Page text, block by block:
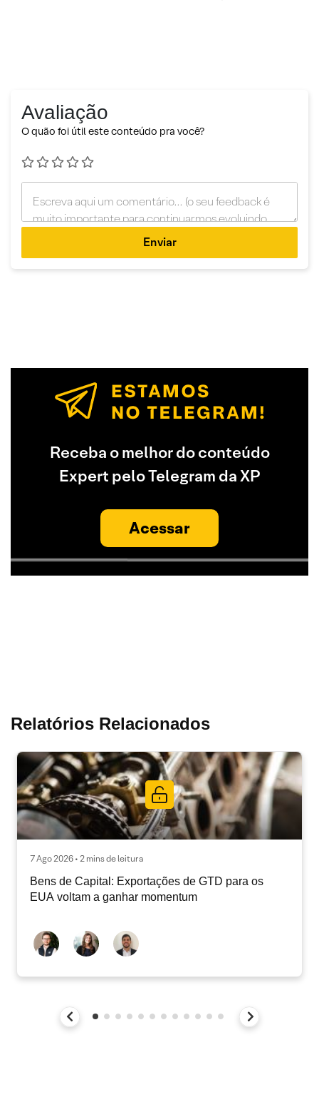
Avaliação
O quão foi útil este conteúdo pra você?
Enviar
Receba o melhor do conteúdo
Expert pelo Telegram da XP
Acessar
Relatórios Relacionados
7 Ago 2026 • 2 mins de leitura
Bens de Capital: Exportações de GTD para os
EUA voltam a ganhar momentum